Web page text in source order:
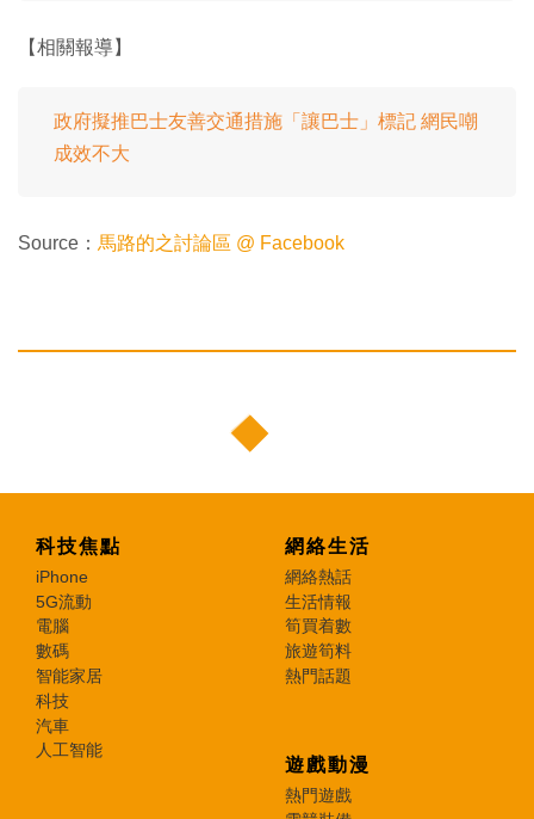
【相關報導】
政府擬推巴士友善交通措施「讓巴士」標記 網民嘲
成效不大
Source： 馬路的之討論區 @ Facebook
科技焦點
iPhone
5G流動
電腦
數碼
智能家居
科技
汽車
人工智能
網絡生活
網絡熱話
生活情報
筍買着數
旅遊筍料
熱門話題
遊戲動漫
熱門遊戲